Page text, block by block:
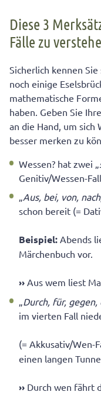
Diese 3
Fälle zu
Sicherlich kennen
noch einige
mathematische
haben. Geben Sie
an die Hand, um sich
besser merken zu
Wessen? hat zwei „
Genitiv/Wessen-
„Aus, bei, von,
schon bereit (=
Beispiel: Abends
Märchenbuch vor.
›› Aus wem liest
„Durch, für,
im vierten Fall
(= Akkusativ/Wen-
einen langen
›› Durch wen fährt